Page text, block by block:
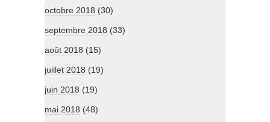
octobre 2018 (30)
septembre 2018 (33)
août 2018 (15)
juillet 2018 (19)
juin 2018 (19)
mai 2018 (48)